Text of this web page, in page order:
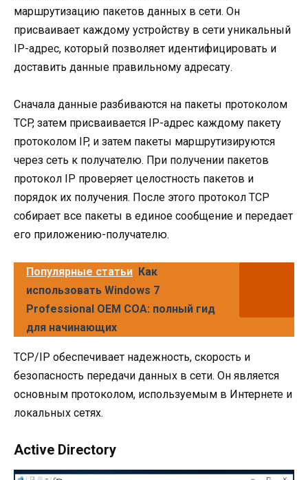
маршрутизацию пакетов данных в сети. Он
присваивает каждому устройству в сети уникальный
IP-адрес, который позволяет идентифицировать и
доставить данные правильному адресату.
Сначала данные разбиваются на пакеты протоколом
TCP, затем присваивается IP-адрес каждому пакету
протоколом IP, и затем пакеты маршрутизируются
через сеть к получателю. При получении пакетов
протокол IP проверяет целостность пакетов и
порядок их получения. После этого протокол TCP
собирает все пакеты в единое сообщение и передает
его приложению-получателю.
Популярные статьи Как
использовать Windows 7
Professional OEM COA: полный гид
для начинающих
TCP/IP обеспечивает надежность, скорость и
безопасность передачи данных в сети. Он является
основным протоколом, используемым в Интернете и
локальных сетях.
Active Directory